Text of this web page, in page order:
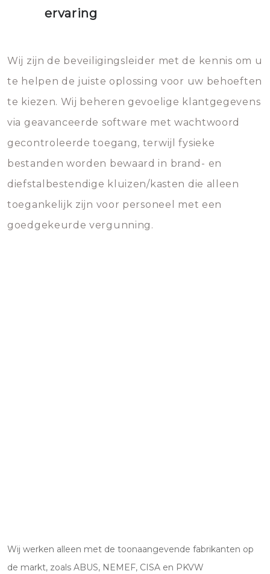
ervaring
Wij zijn de beveiligingsleider met de kennis om u
te helpen de juiste oplossing voor uw behoeften
te kiezen. Wij beheren gevoelige klantgegevens
via geavanceerde software met wachtwoord
gecontroleerde toegang, terwijl fysieke
bestanden worden bewaard in brand- en
diefstalbestendige kluizen/kasten die alleen
toegankelijk zijn voor personeel met een
goedgekeurde vergunning.
Wij werken alleen met de toonaangevende fabrikanten op
de markt, zoals ABUS, NEMEF, CISA en PKVW